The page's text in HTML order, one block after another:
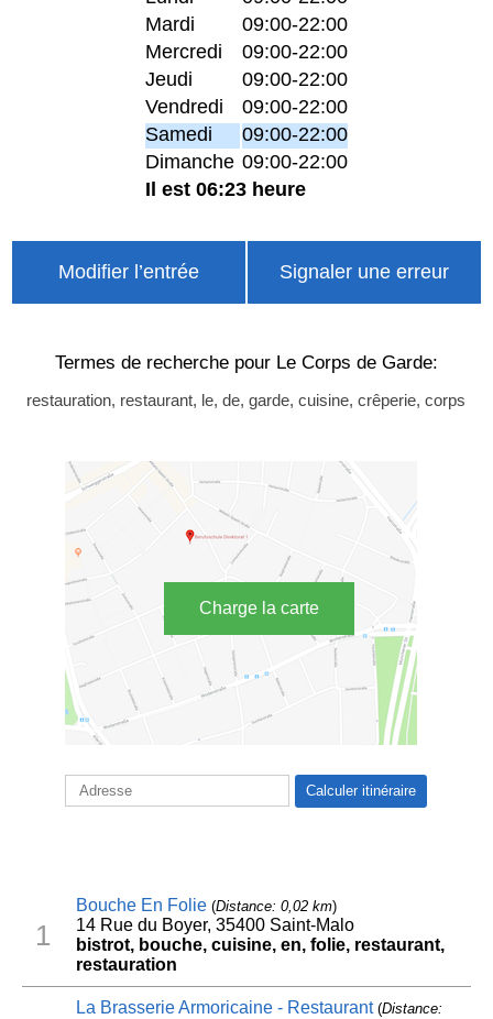
Mardi
09:00-22:00
Mercredi
09:00-22:00
Jeudi
09:00-22:00
Vendredi
09:00-22:00
Samedi
09:00-22:00
Dimanche 09:00-22:00
Il est 06:23 heure
Modifier l’entrée Signaler une erreur
Termes de recherche pour Le Corps de Garde:
restauration, restaurant, le, de, garde, cuisine, crêperie, corps
Charge la carte
1
Bouche En Folie(Distance: 0,02 km)
14 Rue du Boyer, 35400 Saint-Malo
bistrot, bouche, cuisine, en, folie, restaurant,
restauration
La Brasserie Armoricaine - Restaurant(Distance: